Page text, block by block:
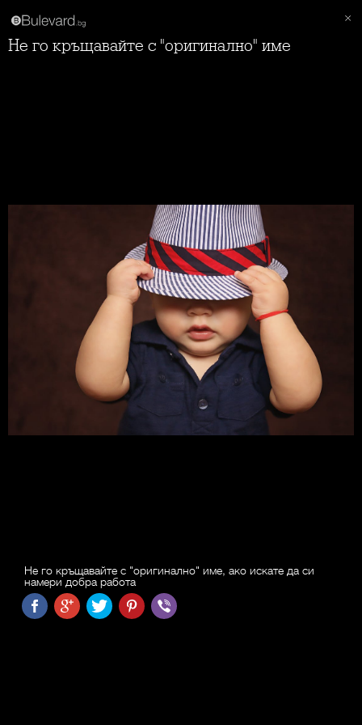
Не го кръщавайте с "оригинално" име
Не го кръщавайте с "оригинално" име, ако искате да си
намери добра работа